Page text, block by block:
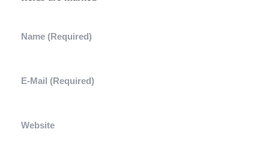
Name (required)
E-Mail (required)
Website